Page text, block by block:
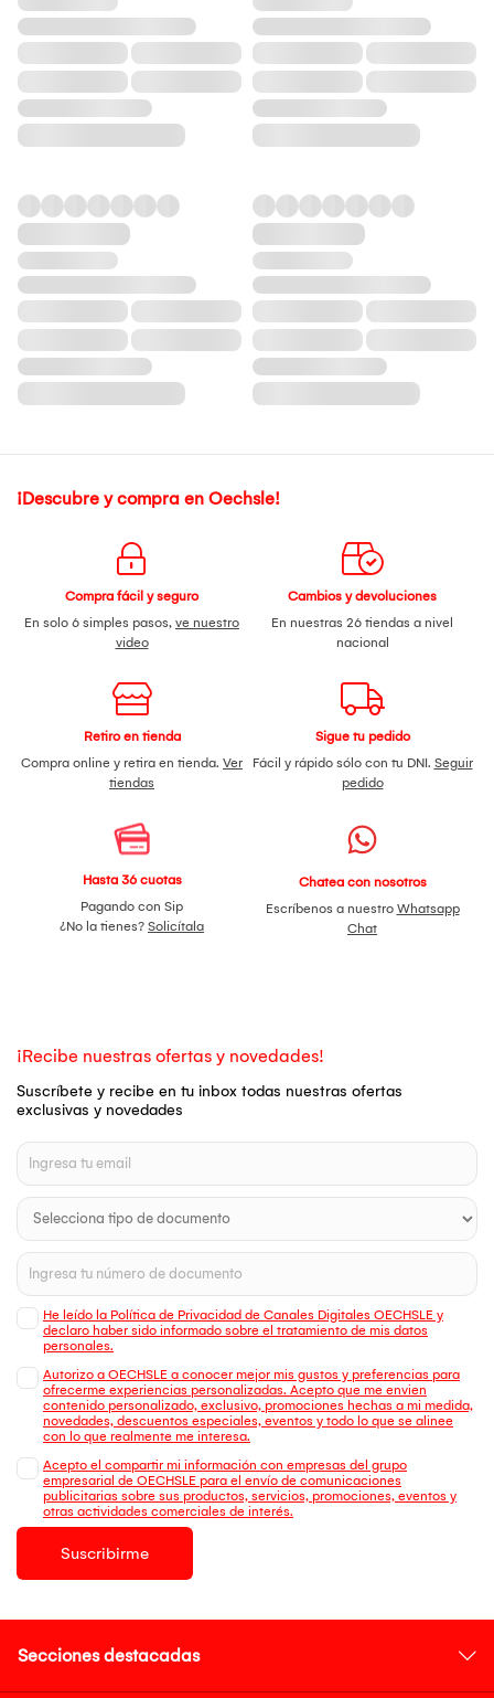
¡Descubre y compra en Oechsle!
Compra fácil y seguro
En solo 6 simples pasos, ve nuestro
video
Cambios y devoluciones
En nuestras 26 tiendas a nivel
nacional
Retiro en tienda
Compra online y retira en tienda. Ver
tiendas
Sigue tu pedido
Fácil y rápido sólo con tu DNI. Seguir
pedido
Hasta 36 cuotas
Pagando con Sip
¿No la tienes? Solicítala
Chatea con nosotros
Escríbenos a nuestro Whatsapp
Chat
¡Recibe nuestras ofertas y novedades!
Suscríbete y recibe en tu inbox todas nuestras ofertas
exclusivas y novedades
He leído la Política de Privacidad de Canales Digitales OECHSLE y
declaro haber sido informado sobre el tratamiento de mis datos
personales.
Autorizo a OECHSLE a conocer mejor mis gustos y preferencias para
ofrecerme experiencias personalizadas. Acepto que me envien
contenido personalizado, exclusivo, promociones hechas a mi medida,
novedades, descuentos especiales, eventos y todo lo que se alinee
con lo que realmente me interesa.
Acepto el compartir mi información con empresas del grupo
empresarial de OECHSLE para el envío de comunicaciones
publicitarias sobre sus productos, servicios, promociones, eventos y
otras actividades comerciales de interés.
Suscribirme
Secciones destacadas